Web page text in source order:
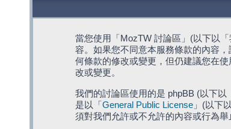
當您使用「MozTW 討論區」(以下以
容。如果您不同意本服務條款的內容
何條款的修改或變更，但仍建議您在
改或變更。
我們的討論區使用的是 phpBB (以下
是以「 General Public License」(以下
須對我們允許或不允許的內容或行為